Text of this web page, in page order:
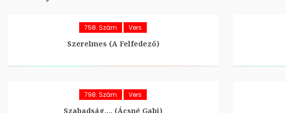
758. Szám Vers
Szerelmes (A Felfedező)
798. Szám Vers
Szabadság…. (Ácsné Gabi)